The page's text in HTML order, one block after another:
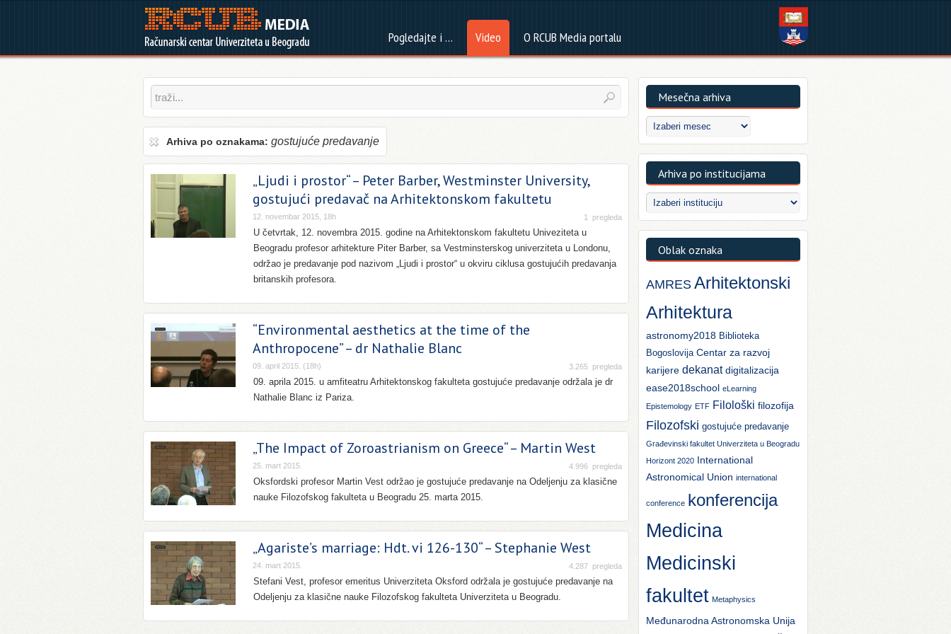
Pogledajte i … Video O RCUB Media portalu
Arhiva po oznakama: gostujuće predavanje
„Ljudi i prostor“ – Peter Barber, Westminster University,
gostujući predavač na Arhitektonskom fakultetu
12. novembar 2015, 18h 1 pregleda
U četvrtak, 12. novembra 2015. godine na Arhitektonskom fakultetu Univeziteta u
Beogradu profesor arhitekture Piter Barber, sa Vestminsterskog univerziteta u Londonu,
održao je predavanje pod nazivom „Ljudi i prostor“ u okviru ciklusa gostujućih predavanja
britanskih profesora.
“Environmental aesthetics at the time of the
Anthropocene” – dr Nathalie Blanc
09. april 2015. (18h) 3.265 pregleda
09. aprila 2015. u amfiteatru Arhitektonskog fakulteta gostujuće predavanje održala je dr
Nathalie Blanc iz Pariza.
„The Impact of Zoroastrianism on Greece“ – Martin West
25. mart 2015. 4.996 pregleda
Oksfordski profesor Martin Vest održao je gostujuće predavanje na Odeljenju za klasične
nauke Filozofskog fakulteta u Beogradu 25. marta 2015.
„Agariste’s marriage: Hdt. vi 126-130“ – Stephanie West
24. mart 2015. 4.287 pregleda
Stefani Vest, profesor emeritus Univerziteta Oksford održala je gostujuće predavanje na
Odeljenju za klasične nauke Filozofskog fakulteta Univerziteta u Beogradu.
Mesečna arhiva
Arhiva po institucijama
Oblak oznaka
AMRES Arhitektonski
Arhitektura
astronomy2018 Biblioteka
Bogoslovija Centar za razvoj
karijere dekanat digitalizacija
ease2018school eLearning
Epistemology ETF Filološki filozofija
Filozofski gostujuće predavanje
Građevinski fakultet Univerziteta u Beogradu
Horizont 2020 International
Astronomical Union international
conference konferencija
Medicina
Medicinski
fakultet Metaphysics
Međunarodna Astronomska Unija